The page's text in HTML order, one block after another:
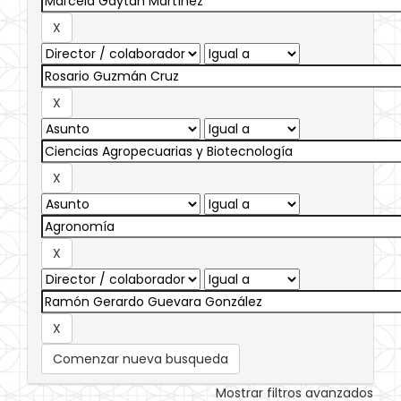
Comenzar nueva busqueda
Mostrar filtros avanzados